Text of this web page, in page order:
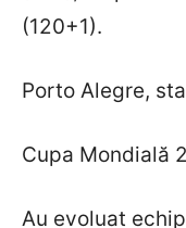
(120+1).
Porto Alegre,
Cupa Mondială
Au evoluat